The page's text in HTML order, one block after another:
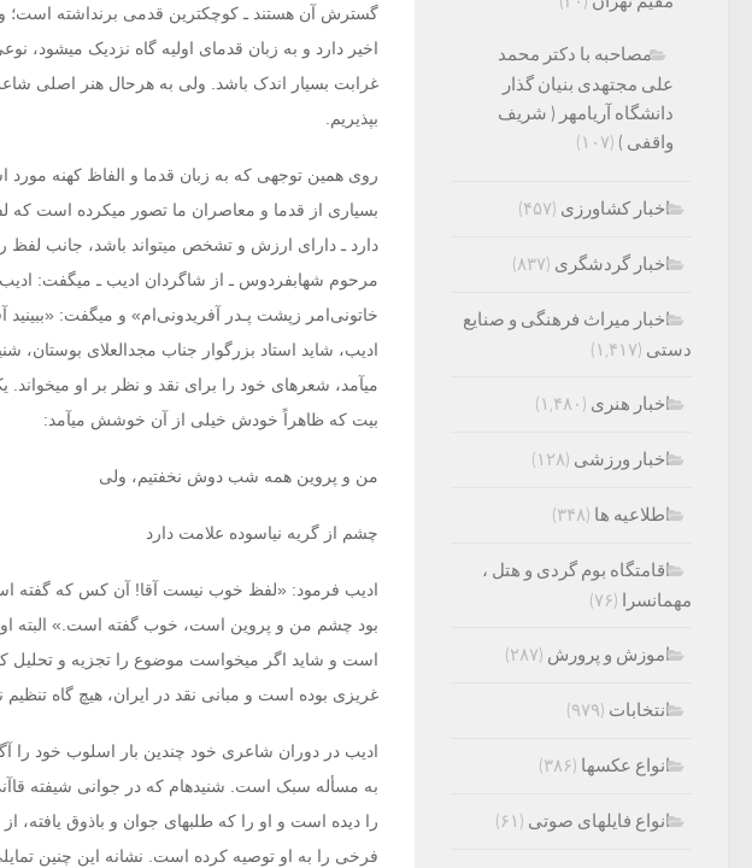
گسترش آن هستند ـ کوچکترین قدمی برنداشته‏ است؛
اخیر دارد و به زبان قدمای اولیه گاه نزدیک می‏شود،
غرابت بسیار اندک باشد. ولی به هرحال هنر اصلی
بپذیریم.
روی همین توجهی که به زبان قدما و الفاظ کهنه
بسیاری‏ از قدما و معاصران ما تصور می‏کرده است که
دارد ـ دارای ‏ارزش و تشخص می‏تواند باشد، جانب
مرحوم شهاب‏فردوس ـ از شاگردان ادیب ـ می‏گفت:
خاتونی‌ام‏ر زپشت پـدر آفریدونی‌ام» و می‏گفت:
ادیب، شاید استاد بزرگوار جناب مجدالعلای
می‏آمد، شعرهای خود را برای نقد و نظر بر او می‏خواند.
بیت که ظاهراً خودش خیلی از آن خوشش می‏آمد:
من و پروین همه شب دوش نخفتیم، ولی‏
چشم از گریه نیاسوده علامت دارد
ادیب فرمود: «لفظ خوب نیست آقا! آن‌ کس که گفته
بود چشم من و پروین است‏، خوب گفته است.» البته او
است و شاید اگر می‏خواست‏ موضوع را تجزیه و تحلیل
غریزی بوده است و مبانی نقد در ایران، هیچ گاه
ادیب در دوران شاعری خود چندین بار اسلوب خود را
به مسأله سبک است. شنیده‏ام که در جوانی شیفته
‏را دیده است و او را که طلبه‏ای جوان و باذوق یافته،
فرخی را به او توصیه کرده است. نشانه این چنین
مصاحبه با دکتر محمد
علی مجتهدی بنیان گذار
دانشگاه آریامهر ( شریف
واقفی ) (۱۰۷)
اخبار کشاورزی (۴۵۷)
اخبار گردشگری (۸۳۷)
اخبار میراث فرهنگی و صنایع
دستی (۱,۴۱۷)
اخبار هنری (۱,۴۸۰)
اخبار ورزشی (۱۲۸)
اطلاعیه ها (۳۴۸)
اقامتگاه بوم گردی و هتل ،
مهمانسرا (۷۶)
اموزش و پرورش (۲۸۷)
انتخابات (۹۷۹)
انواع عکسها (۳۸۶)
انواع فایلهای صوتی (۶۱)